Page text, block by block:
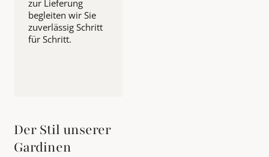
zur Lieferung
begleiten wir Sie
zuverlässig Schritt
für Schritt.
Der Stil unserer
Gardinen